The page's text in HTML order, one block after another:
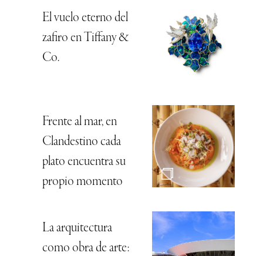
El vuelo eterno del
zafiro en Tiffany &
Co.
Frente al mar, en
Clandestino cada
plato encuentra su
propio momento
La arquitectura
como obra de arte: